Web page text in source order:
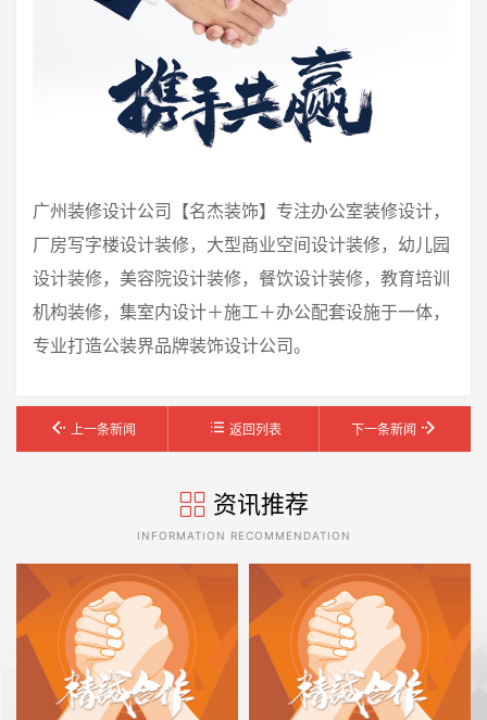
广州装修设计公司【名杰装饰】专注办公室装修设计，
厂房写字楼设计装修，大型商业空间设计装修，幼儿园
设计装修，美容院设计装修，餐饮设计装修，教育培训
机构装修，集室内设计＋施工＋办公配套设施于一体，
专业打造公装界品牌装饰设计公司。
上一条新闻 返回列表 下一条新闻
资讯推荐
INFORMATION RECOMMENDATION